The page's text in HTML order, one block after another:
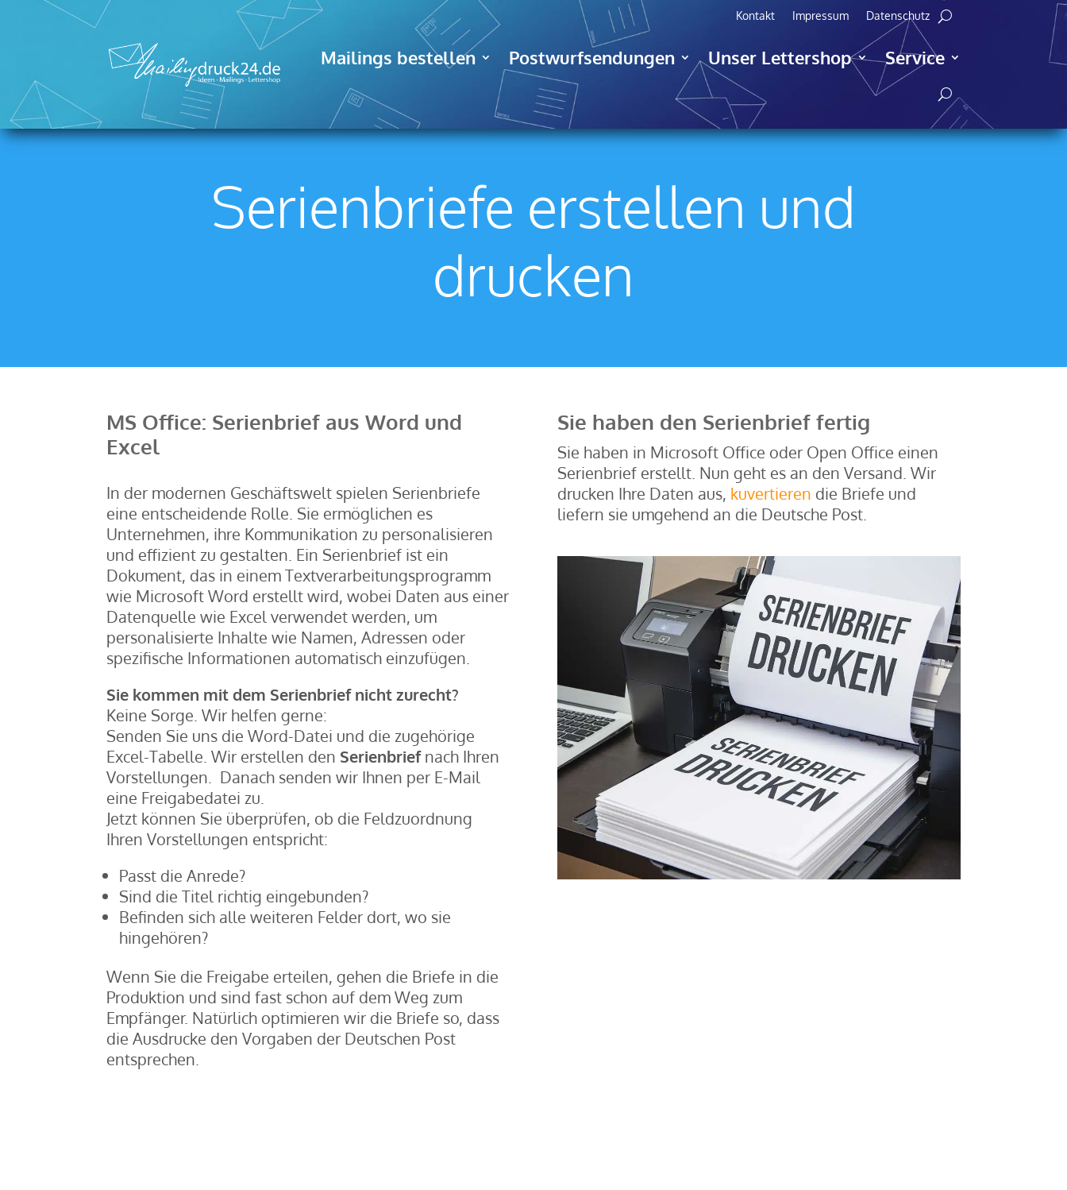
Kontakt Impressum Datenschutz
Mailings bestellen Postwurfsendungen Unser Lettershop Service
Serienbriefe erstellen und
drucken
MS Office: Serienbrief aus Word und
Excel
In der modernen Geschäftswelt spielen Serienbriefe
eine entscheidende Rolle. Sie ermöglichen es
Unternehmen, ihre Kommunikation zu personalisieren
und effizient zu gestalten. Ein Serienbrief ist ein
Dokument, das in einem Textverarbeitungsprogramm
wie Microsoft Word erstellt wird, wobei Daten aus einer
Datenquelle wie Excel verwendet werden, um
personalisierte Inhalte wie Namen, Adressen oder
spezifische Informationen automatisch einzufügen.
Sie kommen mit dem Serienbrief nicht zurecht?
Keine Sorge. Wir helfen gerne:
Senden Sie uns die Word-Datei und die zugehörige
Excel-Tabelle. Wir erstellen den Serienbriefnach Ihren
Vorstellungen. Danach senden wir Ihnen per E-Mail
eine Freigabedatei zu.
Jetzt können Sie überprüfen, ob die Feldzuordnung
Ihren Vorstellungen entspricht:
Passt die Anrede?
Sind die Titel richtig eingebunden?
Befinden sich alle weiteren Felder dort, wo sie
hingehören?
Wenn Sie die Freigabe erteilen, gehen die Briefe in die
Produktion und sind fast schon auf dem Weg zum
Empfänger. Natürlich optimieren wir die Briefe so, dass
die Ausdrucke den Vorgaben der Deutschen Post
entsprechen.
Sie haben den Serienbrief fertig
Sie haben in Microsoft Office oder Open Office einen
Serienbrief erstellt. Nun geht es an den Versand. Wir
drucken Ihre Daten aus, kuvertieren die Briefe und
liefern sie umgehend an die Deutsche Post.